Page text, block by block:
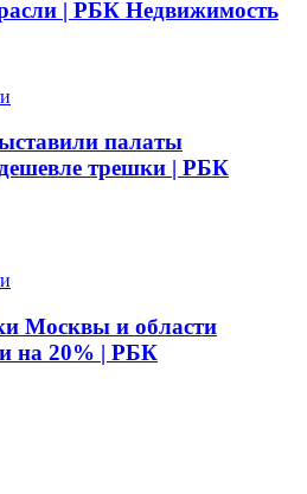
| РБК Недвижимость
палаты
трешки | РБК
Москвы и области
на 20% | РБК